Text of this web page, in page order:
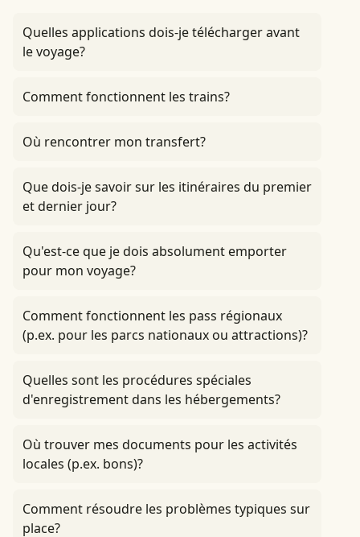
Quelles applications dois-je télécharger avant
le voyage?
Comment fonctionnent les trains?
Où rencontrer mon transfert?
Que dois-je savoir sur les itinéraires du premier
et dernier jour?
Qu'est-ce que je dois absolument emporter
pour mon voyage?
Comment fonctionnent les pass régionaux
(p.ex. pour les parcs nationaux ou attractions)?
Quelles sont les procédures spéciales
d'enregistrement dans les hébergements?
Où trouver mes documents pour les activités
locales (p.ex. bons)?
Comment résoudre les problèmes typiques sur
place?